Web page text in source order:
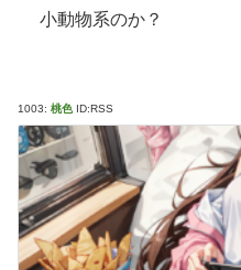
小動物系のか？
1003: 桃色 ID:RSS